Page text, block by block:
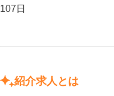
107日
紹介求人とは